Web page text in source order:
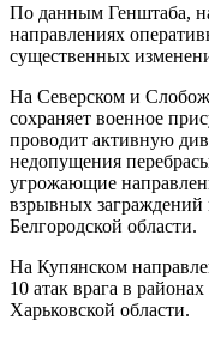
По данным Генштаба,
направлениях
существенных
На Северском и
сохраняет военное
проводит активную
недопущения
угрожающие
взрывных заграждений
Белгородской области.
На Купянском
10 атак врага в
Харьковской области.